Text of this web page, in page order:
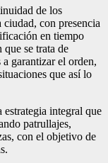
de los
con presencia
en tiempo
que se trata de
garantizar el orden,
que así lo
integral que
patrullajes,
con el objetivo de